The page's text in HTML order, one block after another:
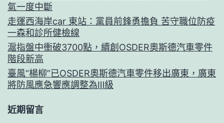
氣一度中斷
走運西海岸car 東站：黨員前鋒勇擔負 苦守職位防疫
一森和診所健檢線
滬指盤中衝破3700點，續創OSDER奧斯德汽車零件
階段新高
臺風“楊柳”已OSDER奧斯德汽車零件移出廣東，廣東
將防風應急響應調整為Ⅲ級
近期留言